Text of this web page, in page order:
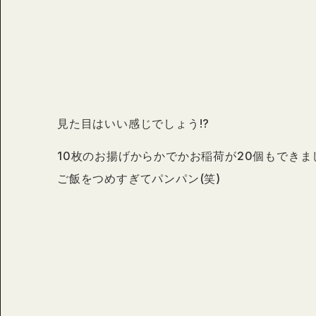
見た目はいい感じでしょう!?
10枚のお揚げからかでかお稲荷が20個もできま
ご飯をつめすぎてパンパン(笑)